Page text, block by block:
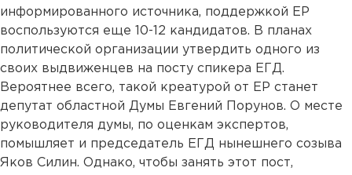
информированного источника, поддержкой ЕР
воспользуются еще 10-12 кандидатов. В планах
политической организации утвердить одного из
своих выдвиженцев на посту спикера ЕГД.
Вероятнее всего, такой креатурой от ЕР станет
депутат областной Думы Евгений Порунов. О месте
руководителя думы, по оценкам экспертов,
помышляет и председатель ЕГД нынешнего созыва
Яков Силин. Однако, чтобы занять этот пост,